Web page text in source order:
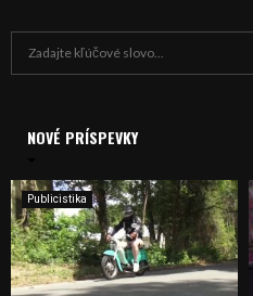
i
e
:
NOVÉ PRÍSPEVKY
Publicistika